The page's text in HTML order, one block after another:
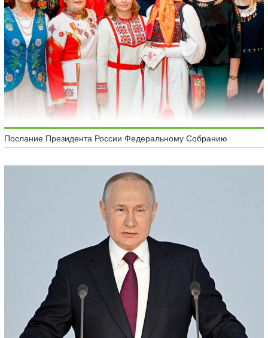
Послание Президента России Федеральному Собранию